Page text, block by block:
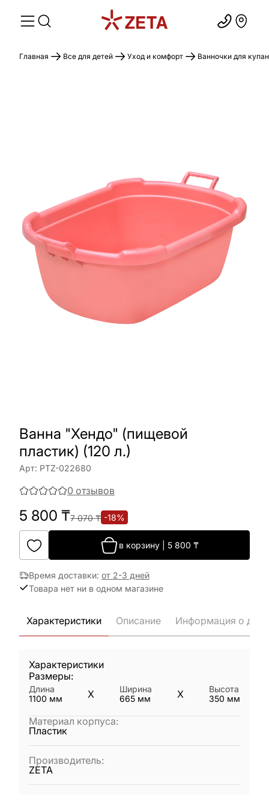
Главная Все для детей Уход и комфорт Ванночки для
Ванна "Хендо" (пищевой
пластик) (120 л.)
Арт: PTZ-022680
0 отзывов
5 800 ₸7 070₸ -18%
в корзину 5 800 ₸
Время доставки: от 2-3 дней
Товара нет ни в одном магазине
Характеристики Описание Информация о
Характеристики
Размеры:
Длина
1100 мм X
Ширина
665 мм X
Высота
350 мм
Материал корпуса:
Пластик
Производитель:
ZETA